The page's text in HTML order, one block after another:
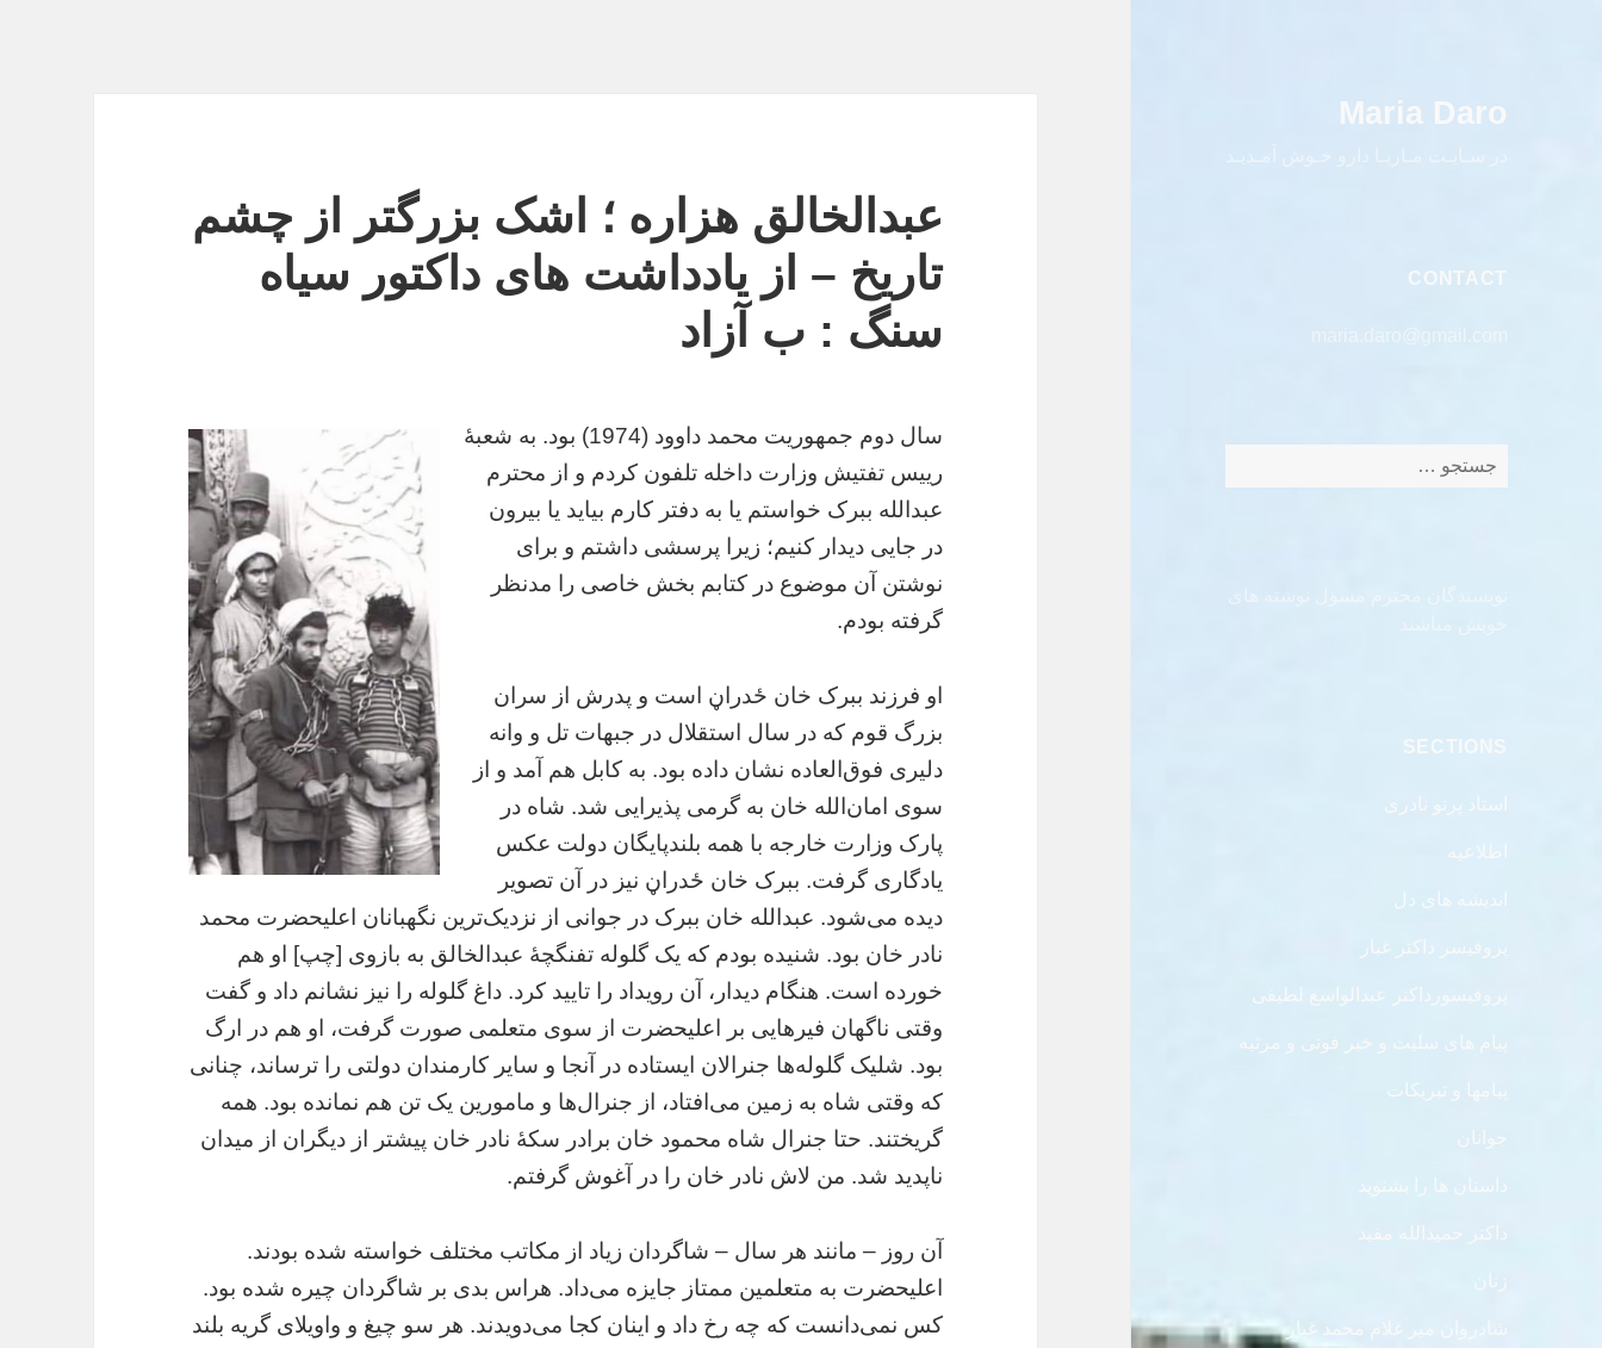
Maria Daro
در سـایـت مـاریـا دارو خـوش آمـدیـد
CONTACT
برای:
نویسندگان محترم مسؤل نوشته های
SECTIONS
استاد پرتو نادری
اطلاعیه
اندیشه های دل
پروفیسر داکتر غبار
پروفیسورداکتر عبدالواسع لطیفی
پیام های سلیت و خبر فوتی و مرثیه
پیامها و تبریکات
جوانان
داستان ها را بشنوید
داکتر حمیدالله مفید
زنان
شادروان میر غلام محمد غبار
عبدالخالق هزاره ؛ اشک بزرگتر از چشم
تاریخ – از یادداشت های داکتور سیاه
سنگ : ب آزاد
سال دوم جمهوریت محمد داوود (1974) بود. به شعبۀ
رییس تفتیش وزارت داخله تلفون کردم و از محترم
عبدالله ببرک خواستم یا به دفتر کارم بیاید یا بیرون
در جایی دیدار کنیم؛ زیرا پرسشی داشتم و برای
نوشتن آن موضوع در کتابم بخش خاصی را مدنظر
گرفته بودم.
او فرزند ببرک خان ځدراڼ است و پدرش از سران
بزرگ قوم که در سال استقلال در جبهات تل و وانه
دلیری فوق‌العاده نشان داده بود. به کابل هم آمد و از
سوی امان‌الله خان به گرمی پذیرایی شد. شاه در
پارک وزارت خارجه با همه بلندپایگان دولت عکس
یادگاری گرفت. ببرک خان ځدراڼ نیز در آن تصویر
دیده می‌شود. عبدالله خان ببرک در جوانی از نزدیک‌ترین نگهبانان اعلیحضرت محمد
نادر خان بود. شنیده بودم که یک گلوله تفنگچۀ عبدالخالق به بازوی [چپ] او هم
خورده است. هنگام دیدار، آن رویداد را تایید کرد. داغ گلوله را نیز نشانم داد و گفت
وقتی ناگهان فیرهایی بر اعلیحضرت از سوی متعلمی صورت گرفت، او هم در ارگ
بود. شلیک گلوله‌ها جنرالان ایستاده در آنجا و سایر کارمندان دولتی را ترساند، چنانی
که وقتی شاه به زمین می‌افتاد، از جنرال‌ها و مامورین یک تن هم نمانده بود. همه
گریختند. حتا جنرال شاه محمود خان برادر سکۀ نادر خان پیشتر از دیگران از میدان
ناپدید شد. من لاش نادر خان را در آغوش گرفتم.
آن روز – مانند هر سال – شاگردان زیاد از مکاتب مختلف خواسته شده بودند.
اعلیحضرت به متعلمین ممتاز جایزه‌ می‌داد. هراس بدی بر شاگردان چیره شده بود.
کس نمی‌دانست که چه رخ داد و اینان کجا می‌دویدند. هر سو چیغ و واویلای گریه بلند